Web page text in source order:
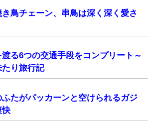
鳥チェーン、串鳥は深く深く愛さ
る6つの交通手段をコンプリート～
り旅行記
たがパッカーンと空けられるガジ
快